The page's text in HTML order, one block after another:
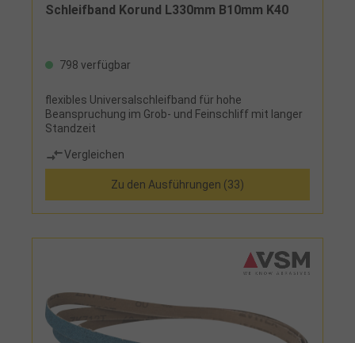
Schleifband Korund L330mm B10mm K40
798 verfügbar
flexibles Universalschleifband für hohe
Beanspruchung im Grob- und Feinschliff mit langer
Standzeit
Vergleichen
Zu den Ausführungen (33)